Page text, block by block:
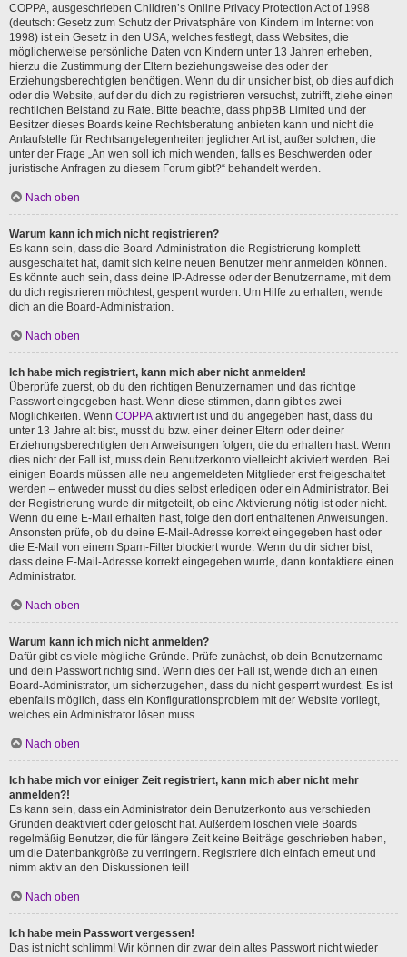
COPPA, ausgeschrieben Children’s Online Privacy Protection Act of 1998
(deutsch: Gesetz zum Schutz der Privatsphäre von Kindern im Internet von
1998) ist ein Gesetz in den USA, welches festlegt, dass Websites, die
möglicherweise persönliche Daten von Kindern unter 13 Jahren erheben,
hierzu die Zustimmung der Eltern beziehungsweise des oder der
Erziehungsberechtigten benötigen. Wenn du dir unsicher bist, ob dies auf dich
oder die Website, auf der du dich zu registrieren versuchst, zutrifft, ziehe einen
rechtlichen Beistand zu Rate. Bitte beachte, dass phpBB Limited und der
Besitzer dieses Boards keine Rechtsberatung anbieten kann und nicht die
Anlaufstelle für Rechtsangelegenheiten jeglicher Art ist; außer solchen, die
unter der Frage „An wen soll ich mich wenden, falls es Beschwerden oder
juristische Anfragen zu diesem Forum gibt?“ behandelt werden.
Nach oben
Warum kann ich mich nicht registrieren?
Es kann sein, dass die Board-Administration die Registrierung komplett
ausgeschaltet hat, damit sich keine neuen Benutzer mehr anmelden können.
Es könnte auch sein, dass deine IP-Adresse oder der Benutzername, mit dem
du dich registrieren möchtest, gesperrt wurden. Um Hilfe zu erhalten, wende
dich an die Board-Administration.
Nach oben
Ich habe mich registriert, kann mich aber nicht anmelden!
Überprüfe zuerst, ob du den richtigen Benutzernamen und das richtige
Passwort eingegeben hast. Wenn diese stimmen, dann gibt es zwei
Möglichkeiten. Wenn COPPA aktiviert ist und du angegeben hast, dass du
unter 13 Jahre alt bist, musst du bzw. einer deiner Eltern oder deiner
Erziehungsberechtigten den Anweisungen folgen, die du erhalten hast. Wenn
dies nicht der Fall ist, muss dein Benutzerkonto vielleicht aktiviert werden. Bei
einigen Boards müssen alle neu angemeldeten Mitglieder erst freigeschaltet
werden – entweder musst du dies selbst erledigen oder ein Administrator. Bei
der Registrierung wurde dir mitgeteilt, ob eine Aktivierung nötig ist oder nicht.
Wenn du eine E-Mail erhalten hast, folge den dort enthaltenen Anweisungen.
Ansonsten prüfe, ob du deine E-Mail-Adresse korrekt eingegeben hast oder
die E-Mail von einem Spam-Filter blockiert wurde. Wenn du dir sicher bist,
dass deine E-Mail-Adresse korrekt eingegeben wurde, dann kontaktiere einen
Administrator.
Nach oben
Warum kann ich mich nicht anmelden?
Dafür gibt es viele mögliche Gründe. Prüfe zunächst, ob dein Benutzername
und dein Passwort richtig sind. Wenn dies der Fall ist, wende dich an einen
Board-Administrator, um sicherzugehen, dass du nicht gesperrt wurdest. Es ist
ebenfalls möglich, dass ein Konfigurationsproblem mit der Website vorliegt,
welches ein Administrator lösen muss.
Nach oben
Ich habe mich vor einiger Zeit registriert, kann mich aber nicht mehr
anmelden?!
Es kann sein, dass ein Administrator dein Benutzerkonto aus verschieden
Gründen deaktiviert oder gelöscht hat. Außerdem löschen viele Boards
regelmäßig Benutzer, die für längere Zeit keine Beiträge geschrieben haben,
um die Datenbankgröße zu verringern. Registriere dich einfach erneut und
nimm aktiv an den Diskussionen teil!
Nach oben
Ich habe mein Passwort vergessen!
Das ist nicht schlimm! Wir können dir zwar dein altes Passwort nicht wieder